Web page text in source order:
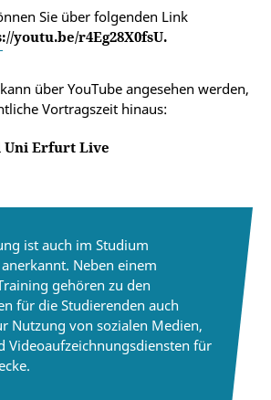
Sie über folgenden Link
youtu.be/r4Eg28X0fsU.
über YouTube angesehen werden,
Vortragszeit hinaus:
Uni Erfurt Live
ist auch im Studium
Neben einem
gehören zu den
für die Studierenden auch
Nutzung von sozialen Medien,
Videoaufzeichnungsdiensten für